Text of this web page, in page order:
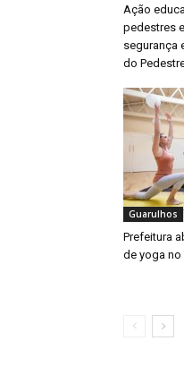
Ação
pedestres
segurança
do
Guarulhos
Prefeitura
de yoga no